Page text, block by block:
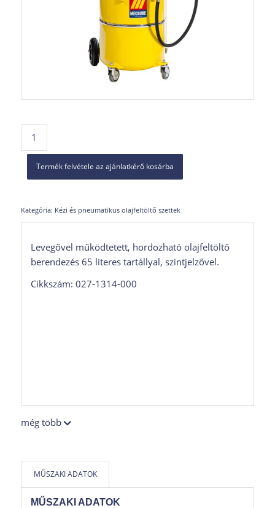
Termék felvétele az ajánlatkérő kosárba
Kategória: Kézi és pneumatikus olajfeltöltő szettek
Levegővel működtetett, hordozható olajfeltöltő
berendezés 65 literes tartállyal, szintjelzővel.
Cikkszám: 027-1314-000
még több
MŰSZAKI ADATOK
MŰSZAKI ADATOK